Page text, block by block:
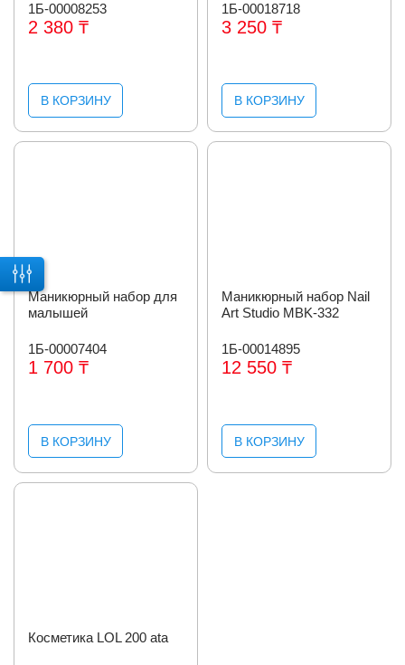
1Б-00008253
2 380 ₸
В КОРЗИНУ
1Б-00018718
3 250 ₸
В КОРЗИНУ
Маникюрный набор для
малышей
1Б-00007404
1 700 ₸
В КОРЗИНУ
Маникюрный набор Nail
Art Studio MBK-332
1Б-00014895
12 550 ₸
В КОРЗИНУ
Косметика LOL 200 ata